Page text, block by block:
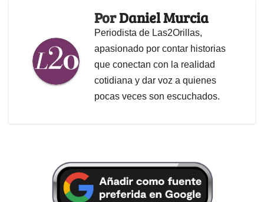
PorDaniel Murcia
Periodista de Las2Orillas,
apasionado por contar historias
que conectan con la realidad
cotidiana y dar voz a quienes
pocas veces son escuchados.